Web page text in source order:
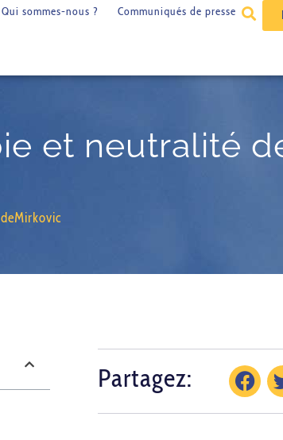
Qui sommes-nous ? Communiqués de presse
et neutralité
Partagez: